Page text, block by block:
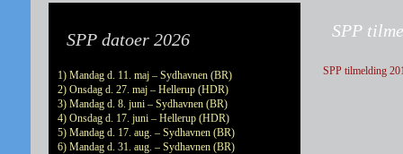
SPP datoer 2026
1) Mandag d. 11. maj – Sydhavnen (BR)
2) Onsdag d. 27. maj – Hellerup (HDR)
3) Mandag d. 8. juni – Sydhavnen (BR)
4) Onsdag d. 17. juni – Hellerup (HDR)
5) Mandag d. 17. aug. – Sydhavnen (BR)
6) Mandag d. 31. aug. – Sydhavnen (BR)
SPP
SPP tilmelding